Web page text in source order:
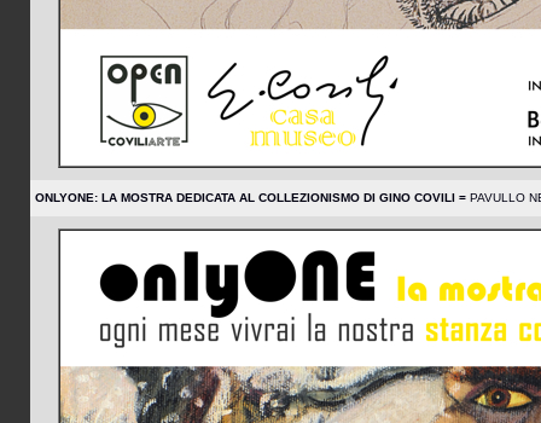
ONLYONE: LA MOSTRA DEDICATA AL COLLEZIONISMO DI GINO COVILI = PAVULLO